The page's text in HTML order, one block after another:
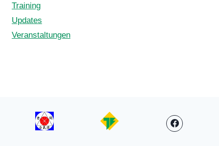
Training
Updates
Veranstaltungen